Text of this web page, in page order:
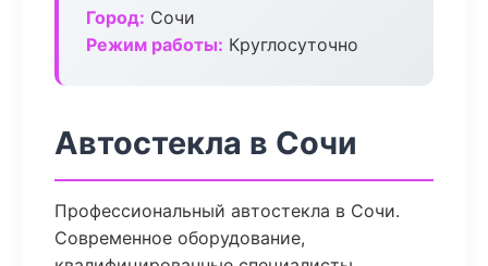
Город: Сочи
Режим работы: Круглосуточно
Автостекла в Сочи
Профессиональный автостекла в Сочи.
Современное оборудование,